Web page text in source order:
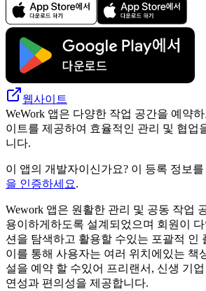
웹사이트
WeWork 앱은 다양한 작업 공간을 예약
이트를 제공하여 효율적인 관리 및 협업
니다.
이 앱의 개발자이신가요? 이 등록 정보를
을 인증하세요.
Wework 앱은 원활한 관리 및 공동 작업
용이하게하도록 설계되었으며 회원이
션을 탐색하고 활용할 수있는 포괄적 인
이를 통해 사용자는 여러 위치에있는 책
설을 예약 할 수있어 프리랜서, 신생 기
연성과 편의성을 제공합니다.